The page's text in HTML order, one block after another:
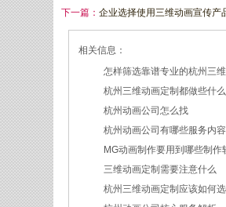
下一篇： 企业选择使用三维动画宣传产
相关信息：
怎样筛选靠谱专业的杭州三
2026/07/21
杭州三维动画定制都做些什
2026/03/19
杭州动画公司怎么找
2026/03/12
杭州动画公司有哪些服务内容
2026/03/09
MG动画制作要用到哪些制作
2026/02/24
三维动画定制需要注意什么
2026/02/09
杭州三维动画定制应该如何